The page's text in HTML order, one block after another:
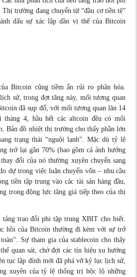
trường đang chuyển từ “đầu cơ tiền tệ”
dấu sự xác lập dần vị thế của Bitcoin
Bitcoin cũng tiềm ẩn rủi ro phân hóa.
sử, trong đợt tăng này, mối tương quan
đã sụp đổ, với mối tương quan lăn 14
4, hầu hết các altcoin đều có mối
Bản đồ nhiệt thị trường cho thấy phần lớn
trạng thái “nguội lạnh”. Mặc dù tỷ lệ
trở lại gần 70% (bao gồm cả ảnh hưởng
đổi của nó thường xuyên chuyển sang
dự trong việc luân chuyển vốn – nhu cầu
tiền tập trung vào các tài sản hàng đầu,
trong động lực tăng giá tiếp theo của thị
tảng trao đổi phi tập trung XBIT cho biết:
hồi của Bitcoin thường đi kèm với sự trở
Sự tham gia của stablecoin cho thấy
quan sát, chờ đợi các tín hiệu xu hướng
tục lập đỉnh mới đã phá vỡ kỷ lục lịch sử,
xuyên của tỷ lệ thống trị bộc lộ những